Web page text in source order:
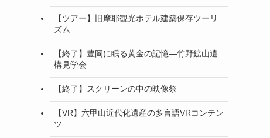
【ツアー】旧摩耶観光ホテル建築保存ツーリ
ズム
【終了】豊岡に眠る黄金の記憶—竹野鉱山遺
構見学会
【終了】スクリーンの中の映像祭
【VR】六甲山近代化遺産の多言語VRコンテン
ツ